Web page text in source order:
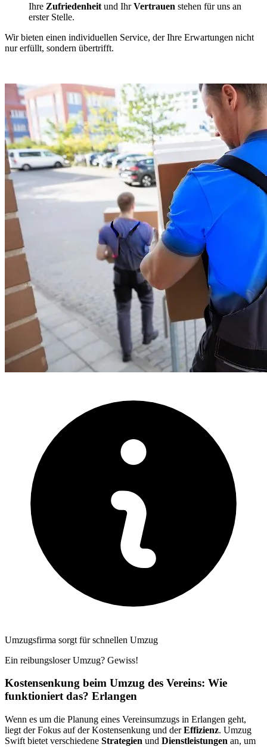
Ihre Zufriedenheit und IhrVertrauen stehen für uns an
erster Stelle.
Wir bieten einen individuellen Service, der Ihre Erwartungen nicht
nur erfüllt, sondern übertrifft.
Umzugsfirma sorgt für schnellen Umzug
Ein reibungsloser Umzug? Gewiss!
Kostensenkung beim Umzug des Vereins: Wie
funktioniert das? Erlangen
Wenn es um die Planung eines Vereinsumzugs in Erlangen geht,
liegt der Fokus auf der Kostensenkung und derEffizienz. Umzug
Swift bietet verschiedene Strategien und Dienstleistungen an, um